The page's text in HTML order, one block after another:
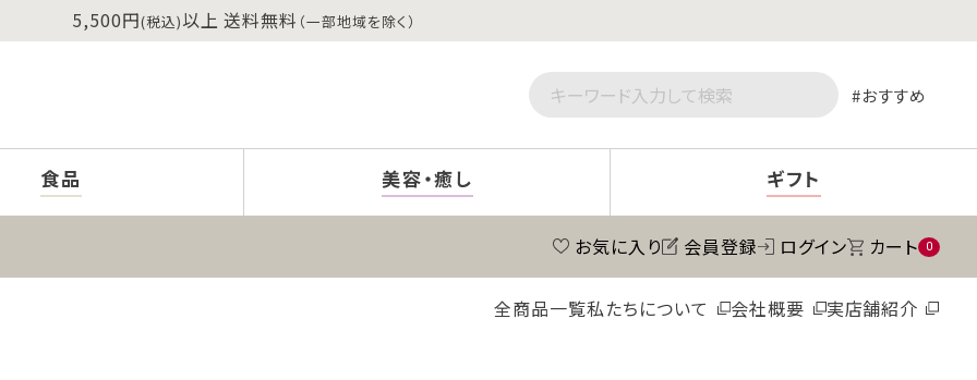
5,500円(税込)以上 送料無料 （一部地域を除く）
おすすめ
食品 美容・癒し ギフト
お気に入り 会員登録 ログイン カート 0
全商品一覧私たちについて 会社概要 実店舗紹介